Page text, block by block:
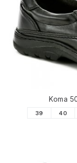
Koma
39 40